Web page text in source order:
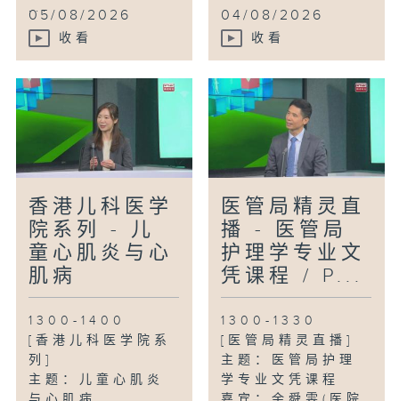
...
05/08/2026
收看
04/08/2026
收看
香港儿科医学
院系列 - 儿
童心肌炎与心
肌病
1300-1400
[香港儿科医学院系
列]
主题：儿童心肌炎
医管局精灵直
播 - 医管局
护理学专业文
凭课程 / P...
1300-1330
[医管局精灵直播]
主题：医管局护理
学专业文凭课程